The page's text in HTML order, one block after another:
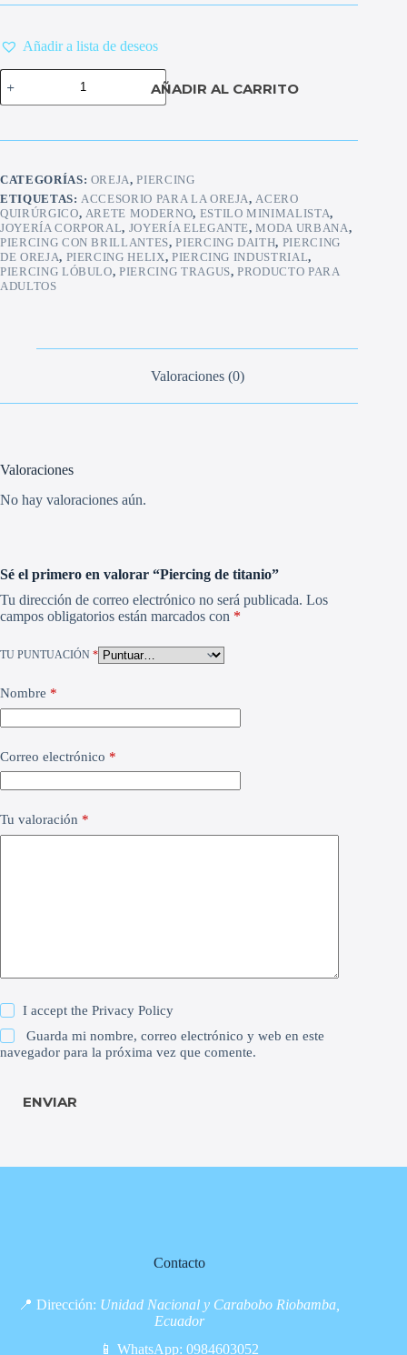
Añadir a lista de deseos
Piercing
de
titanio
AÑADIR AL CARRITO
CATEGORÍAS: OREJA,PIERCING
ETIQUETAS: ACCESORIO PARA LA OREJA, ACERO
QUIRÚRGICO, ARETE MODERNO, ESTILO MINIMALISTA,
JOYERÍA CORPORAL, JOYERÍA ELEGANTE,MODA URBANA,
PIERCING CON BRILLANTES,PIERCING DAITH, PIERCING
DE OREJA, PIERCING HELIX, PIERCING INDUSTRIAL,
PIERCING LÓBULO,PIERCING TRAGUS,PRODUCTO PARA
ADULTOS
Valoraciones (0)
Valoraciones
No hay valoraciones aún.
Sé el primero en valorar “Piercing de titanio”
Tu dirección de correo electrónico no será publicada. Los
campos obligatorios están marcados con *
TU PUNTUACIÓN *
Nombre *
Correo electrónico *
Tu valoración *
I accept thePrivacy Policy
Guarda mi nombre, correo electrónico y web en este
navegador para la próxima vez que comente.
ENVIAR
Contacto
📍 Dirección: Unidad Nacional y Carabobo Riobamba,
Ecuador
📱 WhatsApp:0984603052